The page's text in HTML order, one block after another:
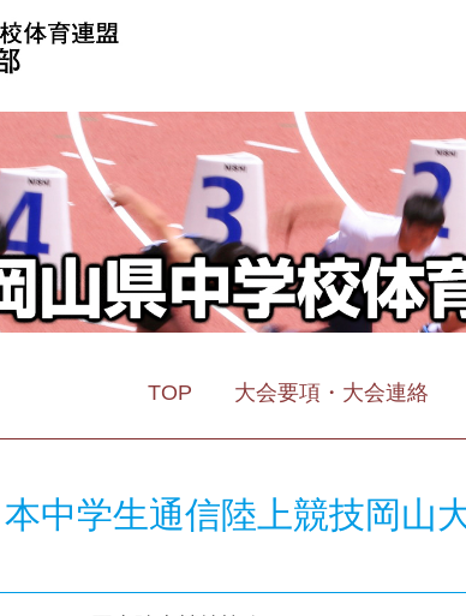
TOP 大会要項・大会連絡
中学生通信陸上競技岡山